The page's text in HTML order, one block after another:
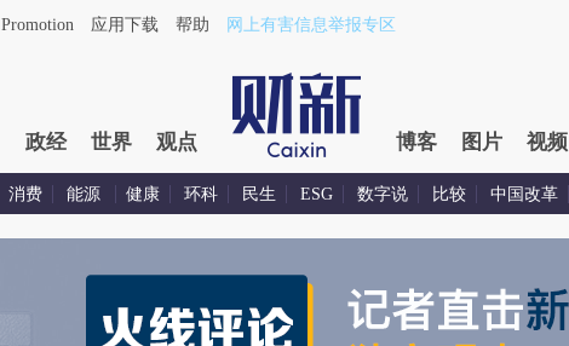
Promotion 应用下载 帮助 网上有害信息举报专区
政经 世界 观点 博客 图片 视频
消费 能源 健康 环科 民生 ESG 数字说 比较 中国改革